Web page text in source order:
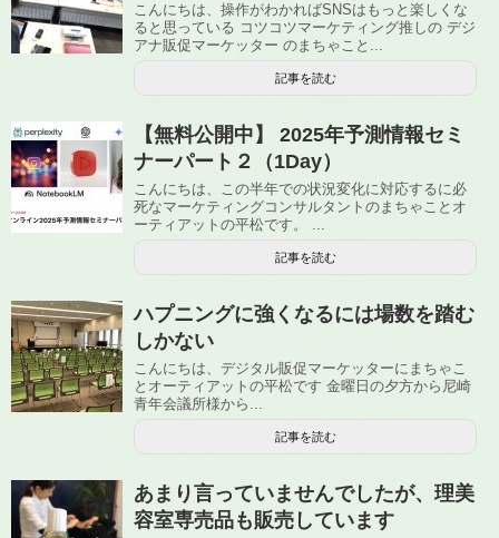
こんにちは、操作がわかればSNSはもっと楽しくな
ると思っている コツコツマーケティング推しの デジ
アナ販促マーケッター のまちゃこと...
記事を読む
【無料公開中】 2025年予測情報セミ
ナーパート２（1Day）
こんにちは、この半年での状況変化に対応するに必
死なマーケティングコンサルタントのまちゃことオ
ーティアットの平松です。 ...
記事を読む
ハプニングに強くなるには場数を踏む
しかない
こんにちは、デジタル販促マーケッターにまちゃこ
とオーティアットの平松です 金曜日の夕方から尼崎
青年会議所様から...
記事を読む
あまり言っていませんでしたが、理美
容室専売品も販売しています